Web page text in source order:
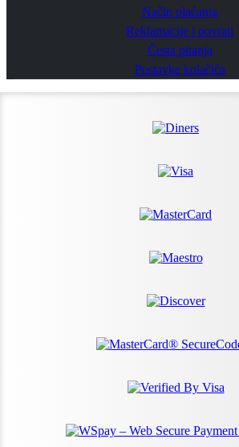
Način plaćanja
Reklamacije i povrati
Česta pitanja
Postavke kolačića